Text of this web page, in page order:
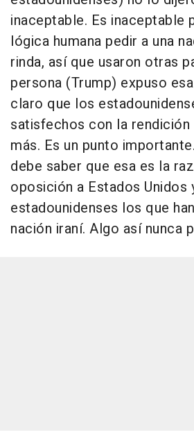
inaceptable. Es inaceptable
lógica humana pedir a una
rinda, así que usaron otras
persona (Trump) expuso
claro que los
satisfechos con la rendición
más. Es un punto
debe saber que esa es la
oposición a Estados Unidos
estadounidenses los que
nación iraní. Algo así nunca